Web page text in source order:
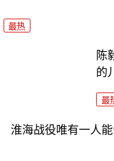
最热
陈
的
最
淮海战役唯有一人